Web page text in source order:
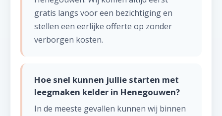
gratis langs voor een bezichtiging en
stellen een eerlijke offerte op zonder
verborgen kosten.
Hoe snel kunnen jullie starten met
leegmaken kelder in Henegouwen?
In de meeste gevallen kunnen wij binnen